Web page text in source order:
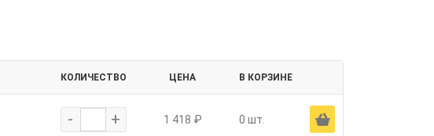
КОЛИЧЕСТВО ЦЕНА В КОРЗИНЕ
- + 1 418 ₽ 0 шт. Ä